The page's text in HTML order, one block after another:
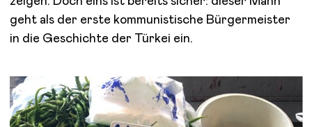
geht als der erste kommunistische Bürgermeister
in die Geschichte der Türkei ein.